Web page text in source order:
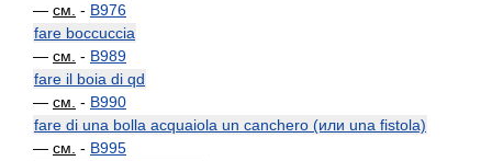
— см. - B976
fare boccuccia
— см. - B989
fare il boia di qd
— см. - B990
fare di una bolla acquaiola un canchero (или una fistola)
— см. - B995